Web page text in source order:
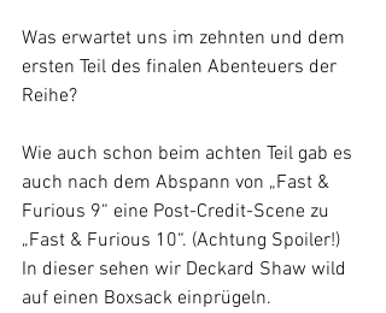
Was erwartet uns im zehnten und dem
ersten Teil des finalen Abenteuers der
Reihe?
Wie auch schon beim achten Teil gab es
auch nach dem Abspann von „Fast &
Furious 9“ eine Post-Credit-Scene zu
„Fast & Furious 10“. (Achtung Spoiler!)
In dieser sehen wir Deckard Shaw wild
auf einen Boxsack einprügeln.